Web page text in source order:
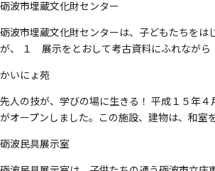
砺波市埋蔵文化財センター
砺波市埋蔵文化財センターは、子どもたちをは
が、 １ 展示をとおして考古資料にふれなが
かいにょ苑
先人の技が、学びの場に生きる！ 平成１５年４
がオープンしました。この施設、建物は、和室
砺波民具展示室